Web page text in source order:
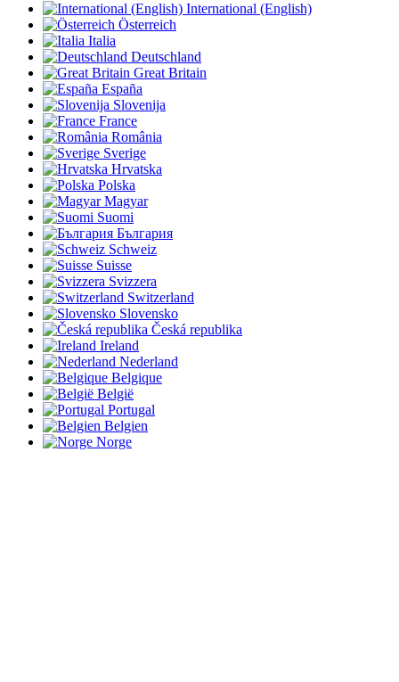
International (English)
Österreich
Italia
Deutschland
Great Britain
España
Slovenija
France
România
Sverige
Hrvatska
Polska
Magyar
Suomi
България
Schweiz
Suisse
Svizzera
Switzerland
Slovensko
Česká republika
Ireland
Nederland
Belgique
België
Portugal
Belgien
Norge